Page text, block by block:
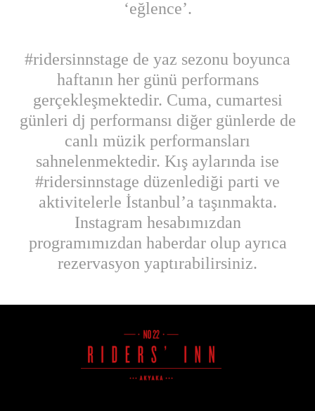
‘eğlence’.
#ridersinnstage de yaz sezonu boyunca
haftanın her günü performans
gerçekleşmektedir. Cuma, cumartesi
günleri dj performansı diğer günlerde de
canlı müzik performansları
sahnelenmektedir. Kış aylarında ise
#ridersinnstage düzenlediği parti ve
aktivitelerle İstanbul’a taşınmakta.
Instagram hesabımızdan
programımızdan haberdar olup ayrıca
rezervasyon yaptırabilirsiniz.